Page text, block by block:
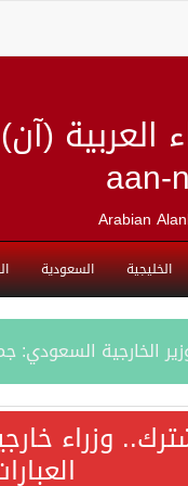
العربية (آن)
aan-
Arabian
الخليجية السعودية
الخارجية السعودي:
تحقق 97.35% في الحوكمة وتُصنف ضمن الكيانات متناهية الكبر وتحصد شهادة الآيزو للعام الثالث على التوالي
وزراء